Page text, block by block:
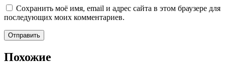
Сохранить моё имя, email и адрес сайта в этом браузере для
последующих моих комментариев.
Похожие